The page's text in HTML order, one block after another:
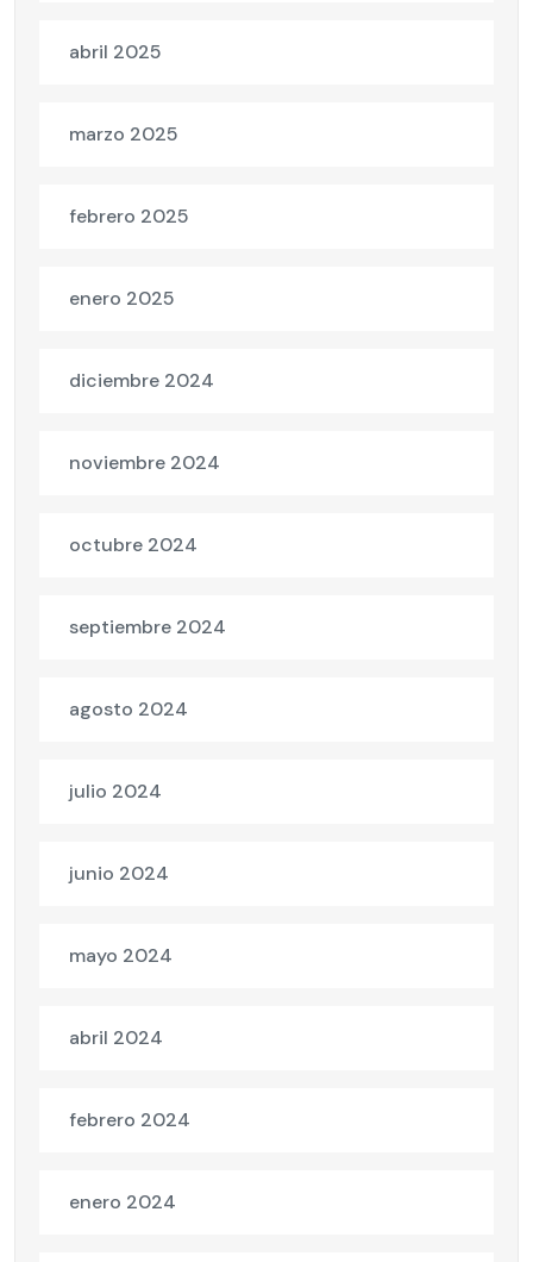
abril 2025
marzo 2025
febrero 2025
enero 2025
diciembre 2024
noviembre 2024
octubre 2024
septiembre 2024
agosto 2024
julio 2024
junio 2024
mayo 2024
abril 2024
febrero 2024
enero 2024